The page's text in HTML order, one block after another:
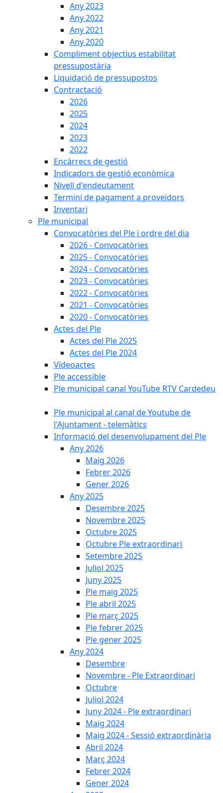
Any 2023
Any 2022
Any 2021
Any 2020
Compliment objectius estabilitat
pressupostària
Liquidació de pressupostos
Contractació
2026
2025
2024
2023
2022
Encàrrecs de gestió
Indicadors de gestió econòmica
Nivell d'endeutament
Termini de pagament a proveïdors
Inventari
Ple municipal
Convocatòries del Ple i ordre del dia
2026 - Convocatòries
2025 - Convocatòries
2024 - Convocatòries
2023 - Convocatòries
2022 - Convocatòries
2021 - Convocatòries
2020 - Convocatòries
Actes del Ple
Actes del Ple 2025
Actes del Ple 2024
Vídeoactes
Ple accessible
Ple municipal canal YouTube RTV Cardedeu
Ple municipal al canal de Youtube de
l'Ajuntament - telemàtics
Informació del desenvolupament del Ple
Any 2026
Maig 2026
Febrer 2026
Gener 2026
Any 2025
Desembre 2025
Novembre 2025
Octubre 2025
Octubre Ple extraordinari
Setembre 2025
Juliol 2025
Juny 2025
Ple maig 2025
Ple abril 2025
Ple març 2025
Ple febrer 2025
Ple gener 2025
Any 2024
Desembre
Novembre - Ple Extraordinari
Octubre
Juliol 2024
Juny 2024 - Ple extraordinari
Maig 2024
Maig 2024 - Sessió extraordinària
Abril 2024
Març 2024
Febrer 2024
Gener 2024